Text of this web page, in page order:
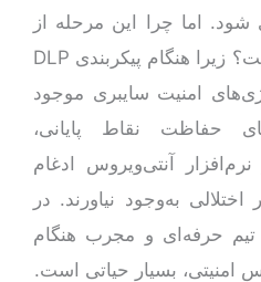
اما چرا این مرحله از
اهمیت زیادی برخوردار است؟ زیرا هنگام پیکربندی DLP
امنیت سایبری موجود
حفاظت نقاط پایانی،
آنتی‌ویروس ادغام
به‌وجود نیاورند. در
تیم حرفه‌ای و مجرب هنگام
امنیتی، بسیار حیاتی است.